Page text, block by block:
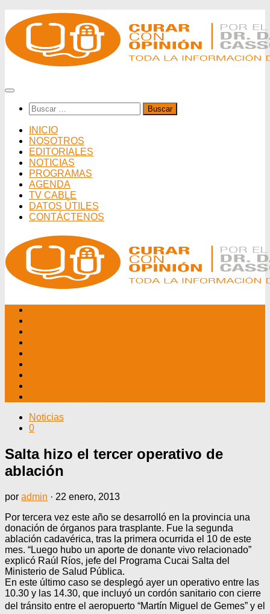
al
contenido
Buscar:
INICIO
NOSOTROS
EDITORIALES
NOTICIAS
PROGRAMAS
AGENDA
TV CABLE
DATOS ÚTILES
CONTÁCTENOS
Noticias
0
Salta hizo el tercer operativo de
ablación
por admin · 22 enero, 2013
Por tercera vez este año se desarrolló en la provincia una
donación de órganos para trasplante. Fue la segunda
ablación cadavérica, tras la primera ocurrida el 10 de este
mes. “Luego hubo un aporte de donante vivo relacionado”
explicó Raúl Ríos, jefe del Programa Cucai Salta del
Ministerio de Salud Pública.
En este último caso se desplegó ayer un operativo entre las
10.30 y las 14.30, que incluyó un cordón sanitario con cierre
del tránsito entre el aeropuerto “Martín Miguel de Gemes” y el